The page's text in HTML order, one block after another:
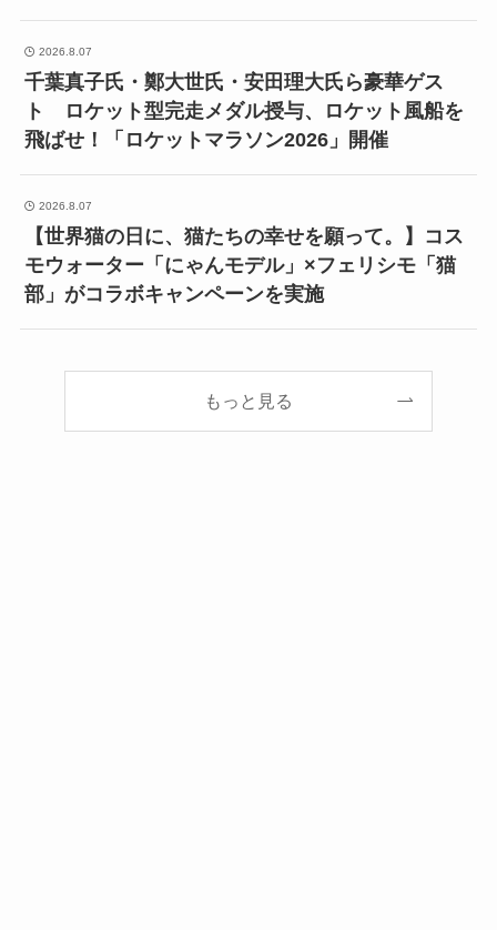
2026.8.07
千葉真子氏・鄭大世氏・安田理大氏ら豪華ゲス
ト ロケット型完走メダル授与、ロケット風船を
飛ばせ！「ロケットマラソン2026」開催
2026.8.07
【世界猫の日に、猫たちの幸せを願って。】コス
モウォーター「にゃんモデル」×フェリシモ「猫
部」がコラボキャンペーンを実施
もっと見る